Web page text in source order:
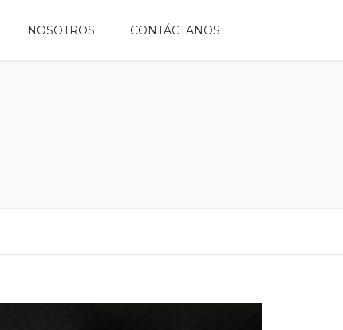
NOSOTROS CONTÁCTANOS